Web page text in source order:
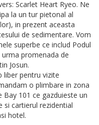
Scarlet Heart Ryeo. Ne
la un tur pietonal al
in prezent aceasta
de sedimentare. Vom
superbe ce includ Podul
promenada de
Josun.
liber pentru vizite
o plimbare in zona
Bay 101 ce gazduieste un
si cartierul rezidential
hotel.